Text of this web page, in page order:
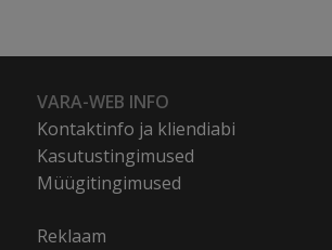
VARA-WEB INFO
Kontaktinfo ja kliendiabi
Kasutustingimused
Müügitingimused
Reklaam